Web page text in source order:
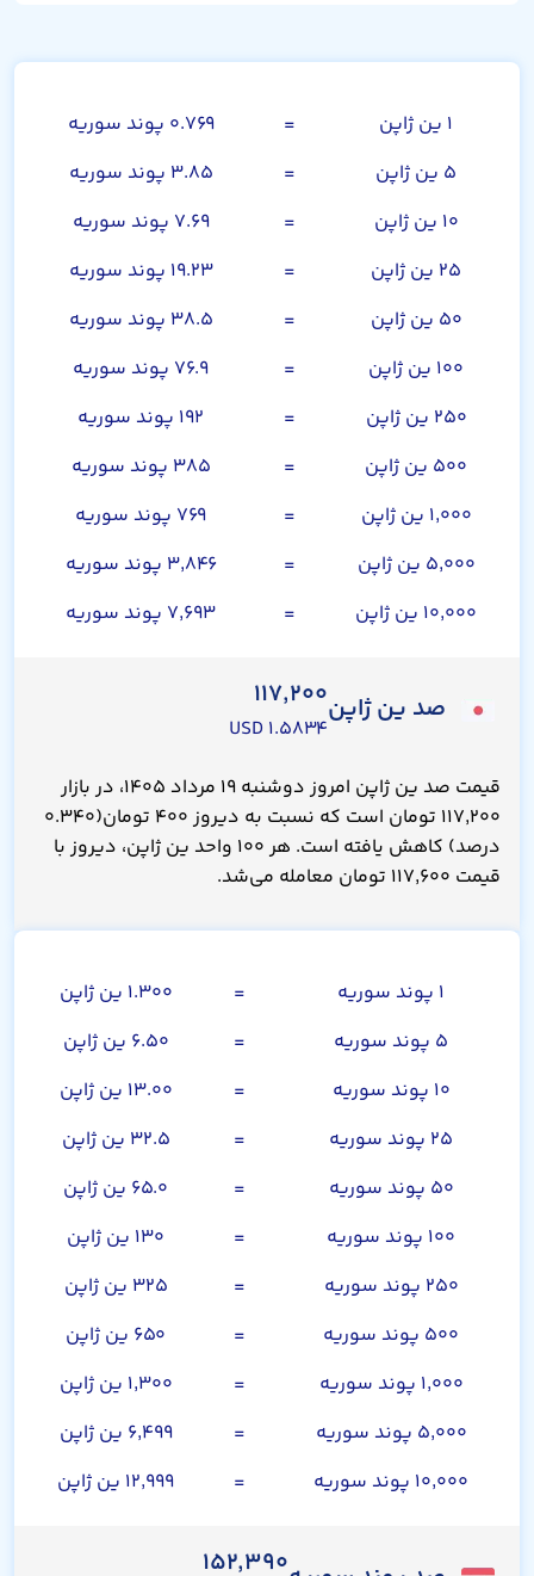
۱ ین ژاپن =
۰.۷۶۹ پوند سوریه
۵ ین ژاپن
=
۳.۸۵ پوند سوریه
۱۰ ین ژاپن
=
۷.۶۹ پوند سوریه
۲۵ ین ژاپن
=
۱۹.۲۳ پوند سوریه
۵۰ ین ژاپن
=
۳۸.۵ پوند سوریه
۱۰۰ ین ژاپن
=
۷۶.۹ پوند سوریه
۲۵۰ ین ژاپن
=
۱۹۲ پوند سوریه
۵۰۰ ین ژاپن
=
۳۸۵ پوند سوریه
۱,۰۰۰ ین ژاپن
=
۷۶۹ پوند سوریه
۵,۰۰۰ ین ژاپن
=
۳,۸۴۶ پوند سوریه
۱۰,۰۰۰ ین ژاپن
= ۷,۶۹۳ پوند سوریه
صد ین ژاپن۱۱۷,۲۰۰
۱.۵۸۳۴ USD
قیمت صد ین ژاپن امروز دوشنبه ۱۹ مرداد ۱۴۰۵، در بازار
۱۱۷,۲۰۰ تومان است که نسبت به دیروز ۴۰۰ تومان(۰.۳۴۰
درصد) کاهش یافته است. هر ۱۰۰ واحد ین ژاپن، دیروز با
قیمت ۱۱۷,۶۰۰ تومان معامله می‌شد.
۱ پوند سوریه =
۱.۳۰۰ ین ژاپن
۵ پوند سوریه
=
۶.۵۰ ین ژاپن
۱۰ پوند سوریه
=
۱۳.۰۰ ین ژاپن
۲۵ پوند سوریه
=
۳۲.۵ ین ژاپن
۵۰ پوند سوریه
=
۶۵.۰ ین ژاپن
۱۰۰ پوند سوریه
=
۱۳۰ ین ژاپن
۲۵۰ پوند سوریه
=
۳۲۵ ین ژاپن
۵۰۰ پوند سوریه
=
۶۵۰ ین ژاپن
۱,۰۰۰ پوند سوریه
=
۱,۳۰۰ ین ژاپن
۵,۰۰۰ پوند سوریه
=
۶,۴۹۹ ین ژاپن
۱۰,۰۰۰ پوند سوریه
= ۱۲,۹۹۹ ین ژاپن
۱۵۲,۳۹۰